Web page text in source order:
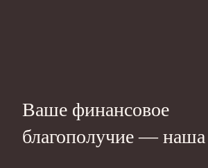
Ваше финансовое
благополучие — наша